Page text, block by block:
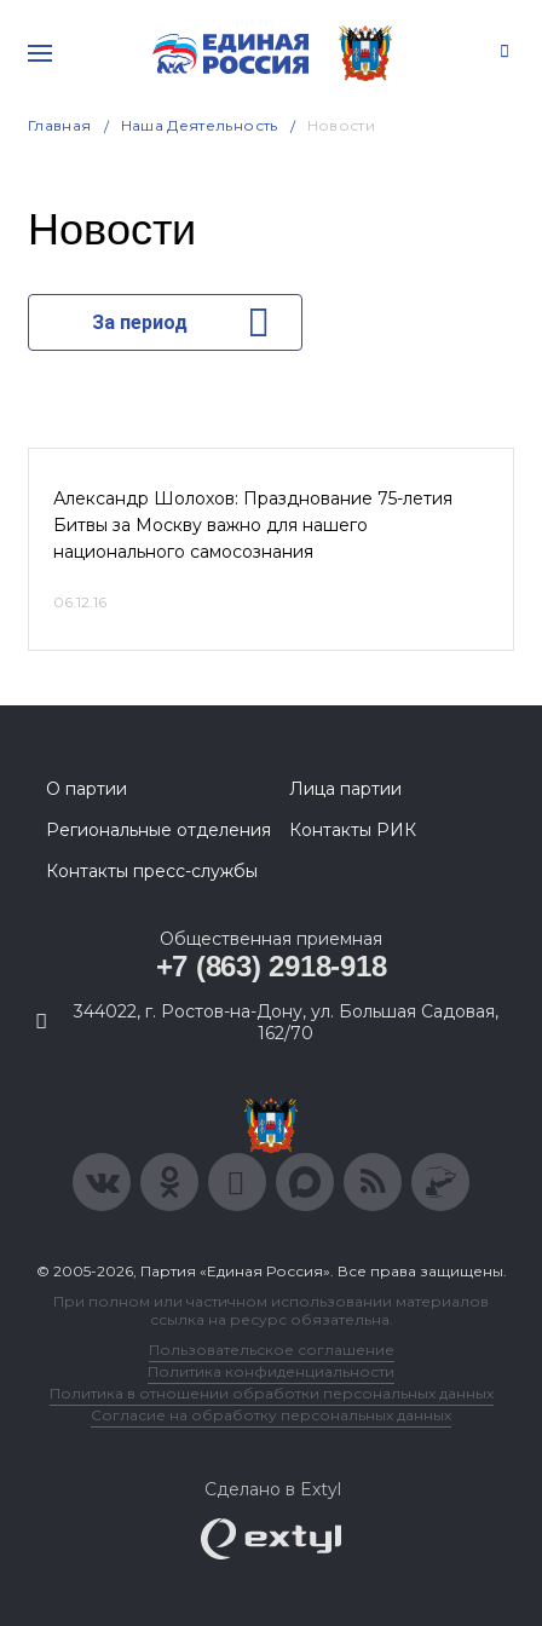
Главная Наша Деятельность Новости
Новости
За период
Александр Шолохов: Празднование 75-летия
Битвы за Москву важно для нашего
национального самосознания
06.12.16
О партии
Лица партии
Региональные отделения
Контакты РИК
Контакты пресс-службы
Общественная приемная
+7 (863) 2918-918
344022, г. Ростов-на-Дону, ул. Большая Садовая,
162/70
© 2005-2026, Партия «Единая Россия». Все права защищены.
При полном или частичном использовании материалов
ссылка на ресурс обязательна.
Пользовательское соглашение
Политика конфиденциальности
Политика в отношении обработки персональных данных
Согласие на обработку персональных данных
Сделано в Extyl